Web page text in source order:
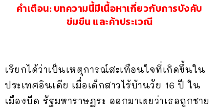
คำเตือน: บทความนี้มีเนื้อหาเกี่ยวกับการบังคับ
ข่มขืน และค้าประเวณี
เรียกได้ว่าเป็นเหตุการณ์สะเทือนใจที่เกิดขึ้นใน
ประเทศอินเดีย เมื่อเด็กสาวไร้บ้านวัย 16 ปี ใน
เมืองบีด รัฐมหาราษฏระ ออกมาเผยว่าเธอถูกชาย